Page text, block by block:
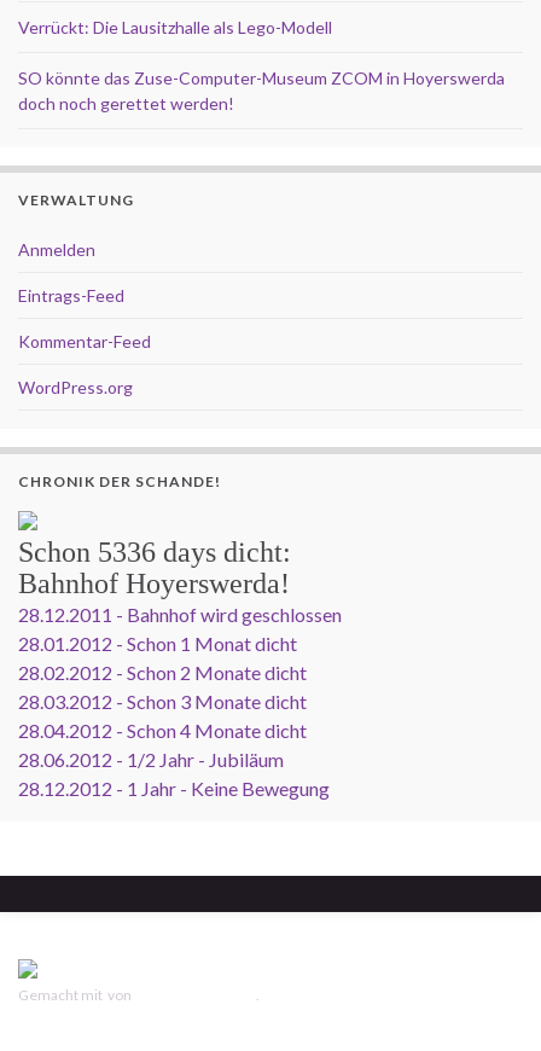
Verrückt: Die Lausitzhalle als Lego-Modell
SO könnte das Zuse-Computer-Museum ZCOM in Hoyerswerda
doch noch gerettet werden!
VERWALTUNG
Anmelden
Eintrags-Feed
Kommentar-Feed
WordPress.org
CHRONIK DER SCHANDE!
Schon 5336 days dicht:
Bahnhof Hoyerswerda!
28.12.2011 - Bahnhof wird geschlossen
28.01.2012 - Schon 1 Monat dicht
28.02.2012 - Schon 2 Monate dicht
28.03.2012 - Schon 3 Monate dicht
28.04.2012 - Schon 4 Monate dicht
28.06.2012 - 1/2 Jahr - Jubiläum
28.12.2012 - 1 Jahr - Keine Bewegung
Gemacht mit von .